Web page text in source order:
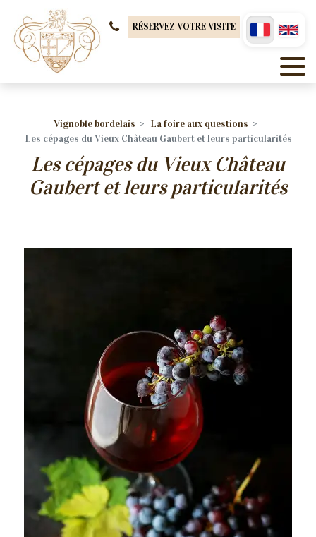
RÉSERVEZ VOTRE VISITE
Vignoble bordelais
La foire aux questions
Les cépages du Vieux Château Gaubert et leurs particularités
Les cépages du Vieux Château
Gaubert et leurs particularités
Panneau de gestion des cookies